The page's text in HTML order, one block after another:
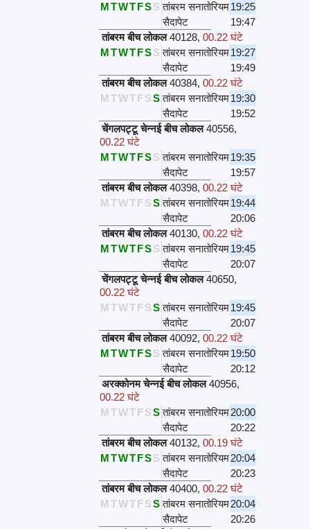
MTWTFSS तांबरम सनातोरियम19:25
सैदापेट
19:47
तांबरम बीच लोकल 40128,00.22 घंटे
MTWTFSS तांबरम सनातोरियम19:27
सैदापेट
19:49
तांबरम बीच लोकल 40384,00.22 घंटे
M TWTFSS तांबरम सनातोरियम19:30
सैदापेट
19:52
चेंगलपट्टू चेन्नई बीच लोकल 40556,
00.22 घंटे
MTWTFSS तांबरम सनातोरियम19:35
सैदापेट
19:57
तांबरम बीच लोकल 40398,00.22 घंटे
M TWTFSS तांबरम सनातोरियम19:44
सैदापेट
20:06
तांबरम बीच लोकल 40130,00.22 घंटे
MTWTFSS तांबरम सनातोरियम19:45
सैदापेट
20:07
चेंगलपट्टू चेन्नई बीच लोकल 40650,
00.22 घंटे
M TWTFSS तांबरम सनातोरियम19:45
सैदापेट
20:07
तांबरम बीच लोकल 40092,00.22 घंटे
MTWTFSS तांबरम सनातोरियम19:50
सैदापेट
20:12
अरक्कोनम चेन्नई बीच लोकल 40956,
00.22 घंटे
M TWTFSS तांबरम सनातोरियम20:00
सैदापेट
20:22
तांबरम बीच लोकल 40132,00.19 घंटे
MTWTFSS तांबरम सनातोरियम20:04
सैदापेट
20:23
तांबरम बीच लोकल 40400,00.22 घंटे
M TWTFSS तांबरम सनातोरियम20:04
सैदापेट
20:26